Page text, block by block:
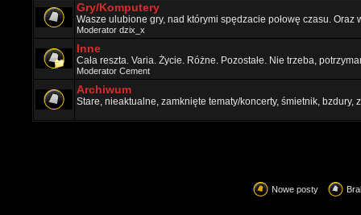
Gry/Komputery
Wasze ulubione gry, nad którymi spędzacie połowę czasu.
Moderator dzix_x
Inne
Cała reszta. Varia. Życie. Różne. Pozostałe. Nie trzeba,
Moderator Cement
Archiwum
Stare, nieaktualne, zamknięte tematy/koncerty, śmietnik, bzdury,
Nowe posty